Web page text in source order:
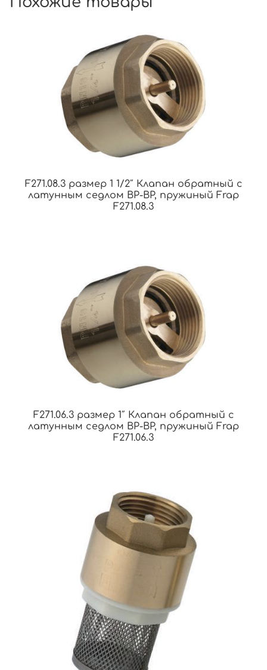
F271.08.3 размер 1 1/2″ Клапан обратный с
латунным седлом ВР-ВР, пружиный Frap
F271.08.3
F271.06.3 размер 1″ Клапан обратный с
латунным седлом ВР-ВР, пружиный Frap
F271.06.3